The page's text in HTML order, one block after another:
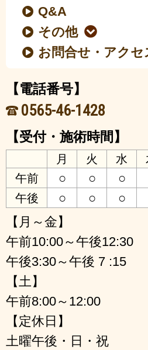
Q&A
その他
お問合せ・アクセ
【電話番号】
0565-46-1428
【受付・施術時間】
月 火 水
午前
○ ○ ○
午後 ○ ○ ○
【月～金】
午前10:00～午後12:30
午後3:30～午後 7 :15
【土】
午前8:00～12:00
【定休日】
土曜午後・日・祝